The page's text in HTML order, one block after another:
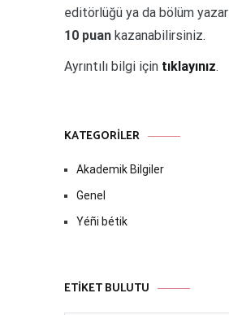
editörlüğü ya da bölüm
10 puan kazanabilirsiniz.
Ayrıntılı bilgi için tıklayınız.
KATEGORILER
Akademik Bilgiler
Genel
Yéñi bétik
ETIKET BULUTU